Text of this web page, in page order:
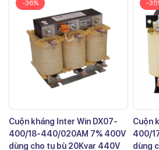
-36%
Cuộn kháng Inter Win DX07-
400/18-440/020AM 7% 400V
dùng cho tụ bù 20Kvar 440V
-
Cuộn
400/
dùng